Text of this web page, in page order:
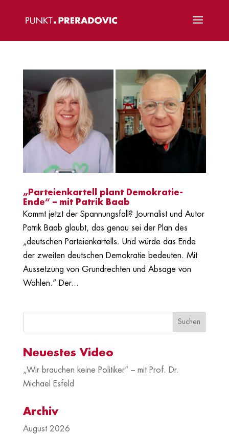
„Parteienkartell plant Demokratie-
Ende“ – mit Patrik Baab
Kommt jetzt der Spannungsfall? Journalist und Autor
Patrik Baab glaubt, das genau sei der Plan des
„deutschen Parteienkartells. Und würde das Ende
der zweiten deutschen Demokratie bedeuten. Mit
Aussetzung von Grundrechten und Absage von
Wahlen.“ Der...
Neuestes Video
„Wir brauchen keine Politiker“ – mit Prof. Dr.
Michael Esfeld
Archiv
August 2026